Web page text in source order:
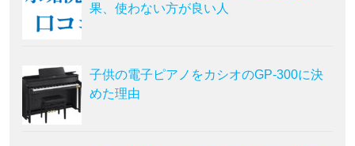
果、使わない方が良い人
子供の電子ピアノをカシオのGP-300に決
めた理由